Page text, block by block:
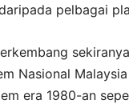
pelbagai
Nasional
era 1980-an